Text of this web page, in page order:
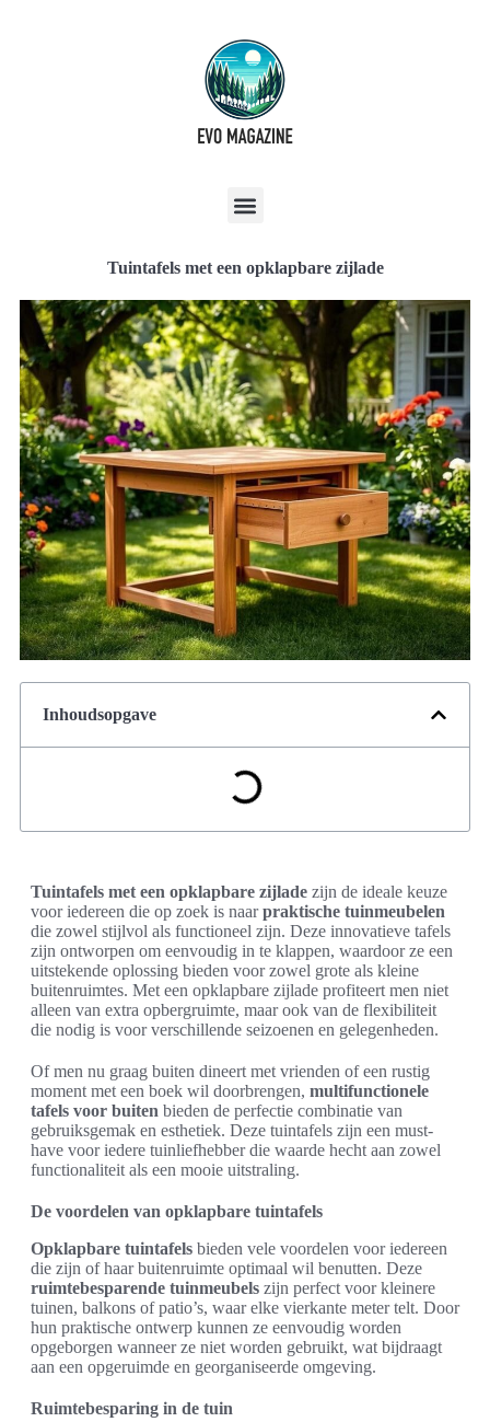
Tuintafels met een opklapbare zijlade
Inhoudsopgave
Tuintafels met een opklapbare zijlade zijn de ideale keuze
voor iedereen die op zoek is naarpraktische tuinmeubelen
die zowel stijlvol als functioneel zijn. Deze innovatieve tafels
zijn ontworpen om eenvoudig in te klappen, waardoor ze een
uitstekende oplossing bieden voor zowel grote als kleine
buitenruimtes. Met een opklapbare zijlade profiteert men niet
alleen van extra opbergruimte, maar ook van de flexibiliteit
die nodig is voor verschillende seizoenen en gelegenheden.
Of men nu graag buiten dineert met vrienden of een rustig
moment met een boek wil doorbrengen, multifunctionele
tafels voor buiten bieden de perfectie combinatie van
gebruiksgemak en esthetiek. Deze tuintafels zijn een must-
have voor iedere tuinliefhebber die waarde hecht aan zowel
functionaliteit als een mooie uitstraling.
De voordelen van opklapbare tuintafels
Opklapbare tuintafels bieden vele voordelen voor iedereen
die zijn of haar buitenruimte optimaal wil benutten. Deze
ruimtebesparende tuinmeubels zijn perfect voor kleinere
tuinen, balkons of patio’s, waar elke vierkante meter telt. Door
hun praktische ontwerp kunnen ze eenvoudig worden
opgeborgen wanneer ze niet worden gebruikt, wat bijdraagt
aan een opgeruimde en georganiseerde omgeving.
Ruimtebesparing in de tuin